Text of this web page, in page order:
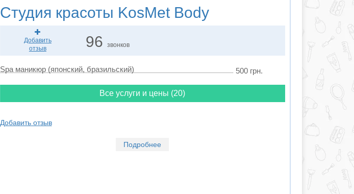
Студия красоты KosMet Body
Добавить
отзыв
96 звонков
Spa маникюр (японский, бразильский) 500 грн.
Все услуги и цены (20)
Добавить отзыв
Подробнее